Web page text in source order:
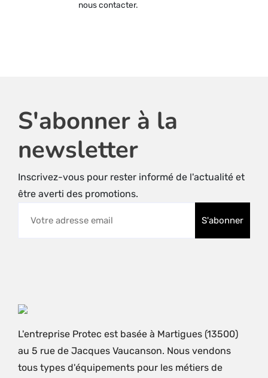
nous contacter.
S'abonner à la
newsletter
Inscrivez-vous pour rester informé de l'actualité et
être averti des promotions.
L'entreprise Protec est basée à Martigues (13500)
au 5 rue de Jacques Vaucanson. Nous vendons
tous types d'équipements pour les métiers de